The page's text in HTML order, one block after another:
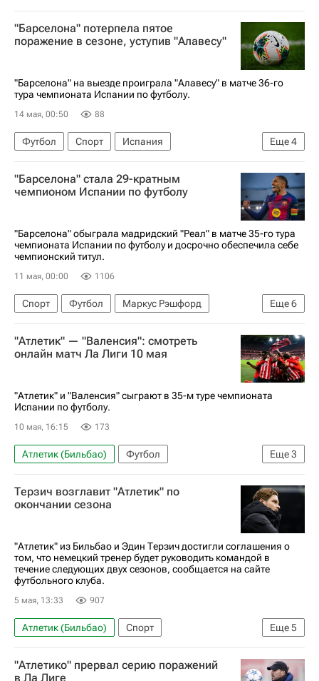
Альфредо Ди Стефано
Флорентино Перес
Жозе Моуринью
Лига Наций
Лига чемпионов УЕФА 2026-2027
"Барселона" потерпела пятое
поражение в сезоне, уступив "Алавесу"
"Барселона" на выезде проиграла "Алавесу" в матче 36-го
тура чемпионата Испании по футболу.
14 мая, 00:50 88
Еще4
Футбол Спорт
Испания
Чемпионат Испании по футболу
Барселона
Алавес
Реал Мадрид
"Барселона" стала 29-кратным
чемпионом Испании по футболу
"Барселона" обыграла мадридский "Реал" в матче 35-го тура
чемпионата Испании по футболу и досрочно обеспечила себе
чемпионский титул.
11 мая, 00:00 1106
Еще6
Спорт Футбол
Маркус Рэшфорд
Рафинья (1987)
Барселона
Реал Мадрид
Ферран Торрес
Хетафе
"Атлетик" — "Валенсия": смотреть
онлайн матч Ла Лиги 10 мая
"Атлетик" и "Валенсия" сыграют в 35-м туре чемпионата
Испании по футболу.
10 мая, 16:15 173
Еще3
Атлетик (Бильбао)
Футбол
Чемпионат Испании по футболу
Валенсия
Кинопоиск
Терзич возглавит "Атлетик" по
окончании сезона
"Атлетик" из Бильбао и Эдин Терзич достигли соглашения о
том, что немецкий тренер будет руководить командой в
течение следующих двух сезонов, сообщается на сайте
футбольного клуба.
5 мая, 13:33 907
Еще5
Атлетик (Бильбао)
Спорт
Эрнесто Вальверде (футбол)
Боруссия (Дортмунд)
Бешикташ
"Атлетико" прервал серию поражений
в Ла Лиге